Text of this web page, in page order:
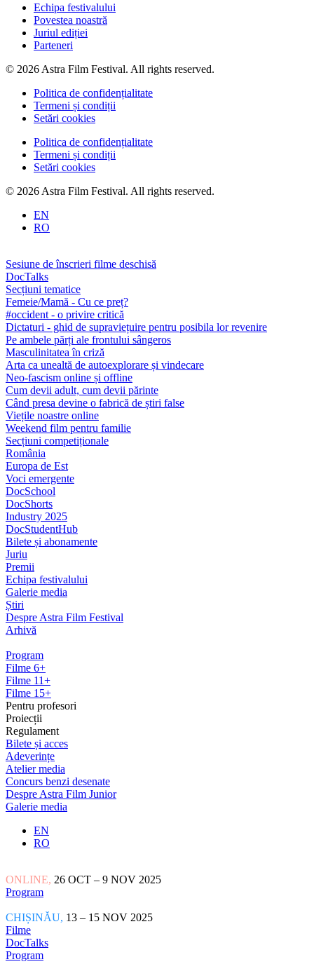
Echipa festivalului
Povestea noastră
Juriul ediției
Parteneri
© 2026 Astra Film Festival. All rights reserved.
Politica de confidențialitate
Termeni și condiții
Setări cookies
Politica de confidențialitate
Termeni și condiții
Setări cookies
© 2026 Astra Film Festival. All rights reserved.
EN
RO
Sesiune de înscrieri filme deschisă
DocTalks
Secțiuni tematice
Femeie/Mamă - Cu ce preț?
#occident - o privire critică
Dictaturi - ghid de supraviețuire pentru posibila lor revenire
Pe ambele părți ale frontului sângeros
Masculinitatea în criză
Arta ca unealtă de autoexplorare și vindecare
Neo-fascism online și offline
Cum devii adult, cum devii părinte
Când presa devine o fabrică de știri false
Viețile noastre online
Weekend film pentru familie
Secțiuni competiționale
România
Europa de Est
Voci emergente
DocSchool
DocShorts
Industry 2025
DocStudentHub
Bilete și abonamente
Juriu
Premii
Echipa festivalului
Galerie media
Știri
Despre Astra Film Festival
Arhivă
Program
Filme 6+
Filme 11+
Filme 15+
Pentru profesori
Proiecții
Regulament
Bilete și acces
Adeverințe
Atelier media
Concurs benzi desenate
Despre Astra Film Junior
Galerie media
EN
RO
ONLINE, 26 OCT – 9 NOV 2025
Program
CHIȘINĂU, 13 – 15 NOV 2025
Filme
DocTalks
Program